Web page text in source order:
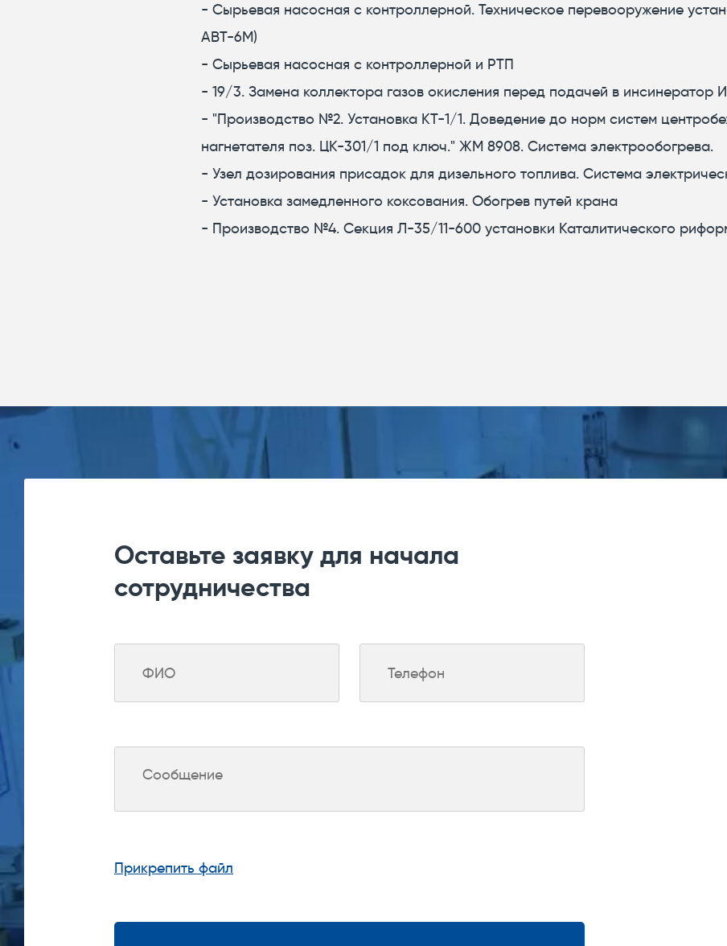
- Сырьевая насосная с контроллерной. Техническое перевооружение
АВТ-6М)
- Сырьевая насосная с контроллерной и РТП
- 19/3. Замена коллектора газов окисления перед подачей в инсинератор
- "Производство №2. Установка КТ-1/1. Доведение до норм систем
нагнетателя поз. ЦК-301/1 под ключ." ЖМ 8908. Система электрообогрева.
- Узел дозирования присадок для дизельного топлива. Система
- Установка замедленного коксования. Обогрев путей крана
- Производство №4. Секция Л-35/11-600 установки Каталитического
Оставьте заявку для начала
сотрудничества
Прикрепить файл